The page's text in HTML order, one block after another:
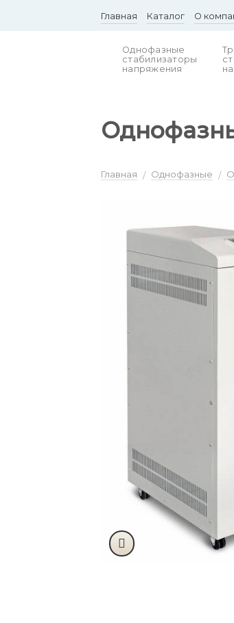
Главная Каталог О
Однофазные
стабилизаторы
напряжения
Главная / Однофазные /